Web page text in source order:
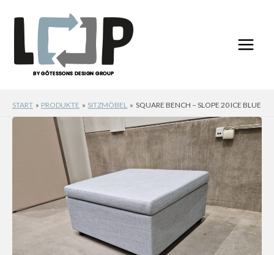
Inhalt
springen
START PRODUKTE SITZMÖBEL SQUARE BENCH – SLOPE 20 ICE BLUE